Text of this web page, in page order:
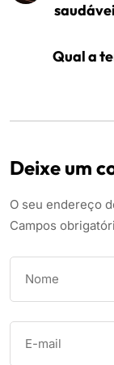
Qual a
Deixe um
O seu endereço
Campos